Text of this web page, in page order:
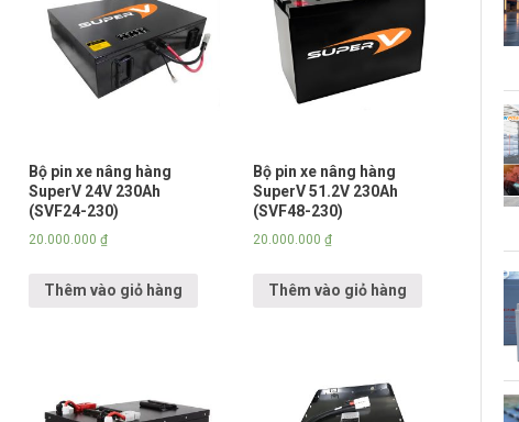
Bộ pin xe nâng hàng
SuperV 24V 230Ah
(SVF24-230)
20.000.000 ₫
Thêm vào giỏ hàng
Bộ pin xe nâng hàng
SuperV 51.2V 230Ah
(SVF48-230)
20.000.000 ₫
Thêm vào giỏ hàng